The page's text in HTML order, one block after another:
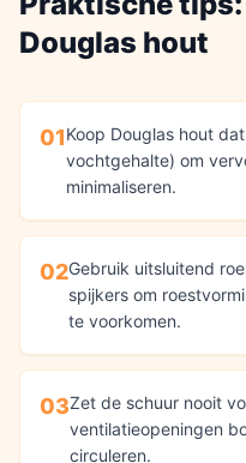
Douglas hout
01Koop Douglas hout
vochtgehalte) om
minimaliseren.
02Gebruik uitsluitend
spijkers om
te voorkomen.
03Zet de schuur nooit
ventilatieopeningen
circuleren.